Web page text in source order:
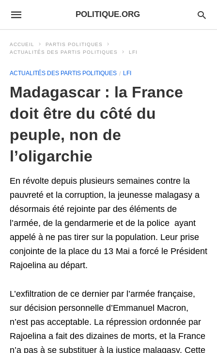
POLITIQUE.ORG
ACCUEIL
PARTIS POLITIQUES
ACTUALITÉS DES PARTIS POLITIQUES
LFI
ACTUALITÉS DES PARTIS POLITIQUES LFI
Madagascar : la France
doit être du côté du
peuple, non de
l’oligarchie
En révolte depuis plusieurs semaines contre la
pauvreté et la corruption, la jeunesse malagasy a
désormais été rejointe par des éléments de
l’armée, de la gendarmerie et de la police ayant
appelé à ne pas tirer sur la population. Leur prise
conjointe de la place du 13 Mai a forcé le Président
Rajoelina au départ.
L’exfiltration de ce dernier par l’armée française,
sur décision personnelle d’Emmanuel Macron,
n’est pas acceptable. La répression ordonnée par
Rajoelina a fait des dizaines de morts, et la France
n’a pas à se substituer à la justice malagasy. Cette